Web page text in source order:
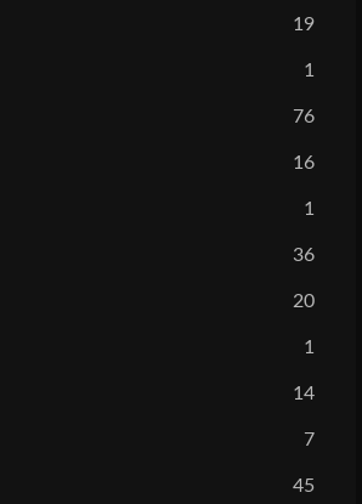
19
1
76
16
1
36
20
1
14
7
45